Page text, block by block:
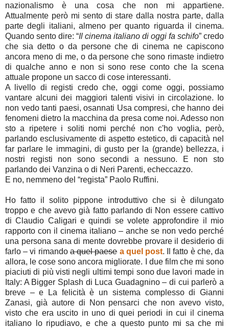
nazionalismo è una cosa che non mi appartiene.
Attualmente però mi sento di stare dalla nostra parte, dalla
parte degli italiani, almeno per quanto riguarda il cinema.
Quando sento dire: “Il cinema italiano di oggi fa schifo” credo
che sia detto o da persone che di cinema ne capiscono
ancora meno di me, o da persone che sono rimaste indietro
di qualche anno e non si sono rese conto che la scena
attuale propone un sacco di cose interessanti.
A livello di registi credo che, oggi come oggi, possiamo
vantare alcuni dei maggiori talenti visivi in circolazione. Io
non vedo tanti paesi, osannati Usa compresi, che hanno dei
fenomeni dietro la macchina da presa come noi. Adesso non
sto a ripetere i soliti nomi perché non c'ho voglia, però,
parlando esclusivamente di aspetto estetico, di capacità nel
far parlare le immagini, di gusto per la (grande) bellezza, i
nostri registi non sono secondi a nessuno. E non sto
parlando dei Vanzina o di Neri Parenti, echeccazzo.
E no, nemmeno del “regista” Paolo Ruffini.
Ho fatto il solito pippone introduttivo che si è dilungato
troppo e che avevo già fatto parlando di Non essere cattivo
di Claudio Caligari e quindi se volete approfondire il mio
rapporto con il cinema italiano – anche se non vedo perché
una persona sana di mente dovrebbe provare il desiderio di
farlo – vi rimandoa quel paese a quel post. Il fatto è che, da
allora, le cose sono ancora migliorate. I due film che mi sono
piaciuti di più visti negli ultimi tempi sono due lavori made in
Italy: A Bigger Splash di Luca Guadagnino – di cui parlerò a
breve – e La felicità è un sistema complesso di Gianni
Zanasi, già autore di Non pensarci che non avevo visto,
visto che era uscito in uno di quei periodi in cui il cinema
italiano lo ripudiavo, e che a questo punto mi sa che mi